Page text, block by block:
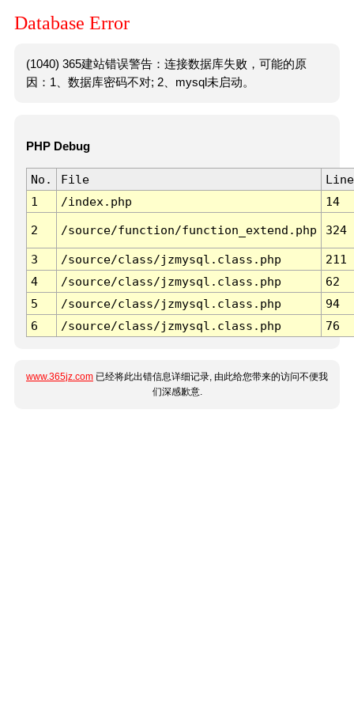
Database Error
(1040) 365建站错误警告：连接数据库失败，可能的原
因：1、数据库密码不对; 2、mysql未启动。
PHP Debug
No. File
Line
1
/index.php 14
2 /source/function/function_extend.php 324
3 /source/class/jzmysql.class.php
211
4
/source/class/jzmysql.class.php
62
5
/source/class/jzmysql.class.php
94
6
/source/class/jzmysql.class.php 76
www.365jz.com 已经将此出错信息详细记录, 由此给您带来的访问不便我
们深感歉意.